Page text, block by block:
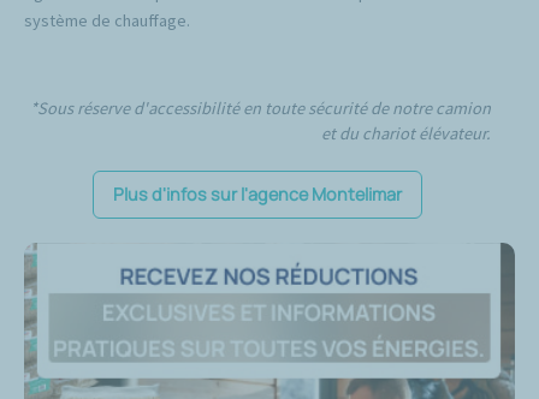
système de chauffage.
*Sous réserve d'accessibilité en toute sécurité de notre camion
et du chariot élévateur.
Plus d'infos sur l'agence Montelimar